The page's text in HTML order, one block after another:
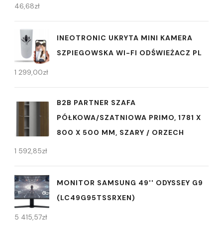
46,68zł
INEOTRONIC UKRYTA MINI KAMERA
SZPIEGOWSKA WI-FI ODŚWIEŻACZ PL
1 299,00zł
B2B PARTNER SZAFA
PÓŁKOWA/SZATNIOWA PRIMO, 1781 X
800 X 500 MM, SZARY / ORZECH
1 592,85zł
MONITOR SAMSUNG 49'' ODYSSEY G9
(LC49G95TSSRXEN)
5 415,57zł